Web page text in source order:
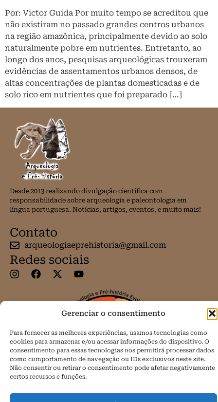
Gerenciar o consentimento
Para fornecer as melhores experiências, usamos tecnologias como
cookies para armazenar e/ou acessar informações do dispositivo. O
consentimento para essas tecnologias nos permitirá processar dados
como comportamento de navegação ou IDs exclusivos neste site.
Não consentir ou retirar o consentimento pode afetar negativamente
certos recursos e funções.
Por: Victor Guida Por muito tempo se acreditou que
não existiram no passado grandes centros urbanos
na região amazônica, principalmente devido ao solo
naturalmente pobre em nutrientes. Entretanto, ao
longo dos anos, pesquisas arqueológicas trouxeram
evidências de assentamentos urbanos densos, de
altas concentrações de plantas domesticadas e de
solo rico em nutrientes que foi preparado […]
Desde 2013 realizando divulgação científica com
responsabilidade sobre arqueologia e paleontologia em
língua portuguesa. Notícias, artigos, eventos, e muito mais!
Contato
arqueologiaeprehistoria@gmail.com
Redes sociais